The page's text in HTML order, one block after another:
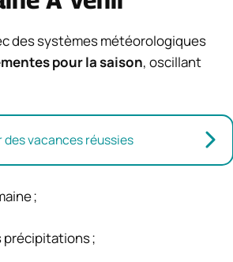
des systèmes météorologiques
pour la saison, oscillant
des vacances réussies
;
précipitations ;